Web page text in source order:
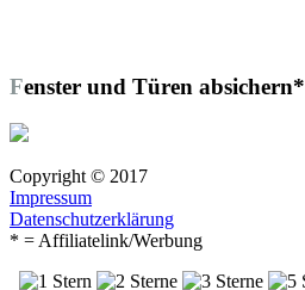
Fenster und Türen absichern*
Copyright © 2017
Impressum
Datenschutzerklärung
* = Affiliatelink/Werbung